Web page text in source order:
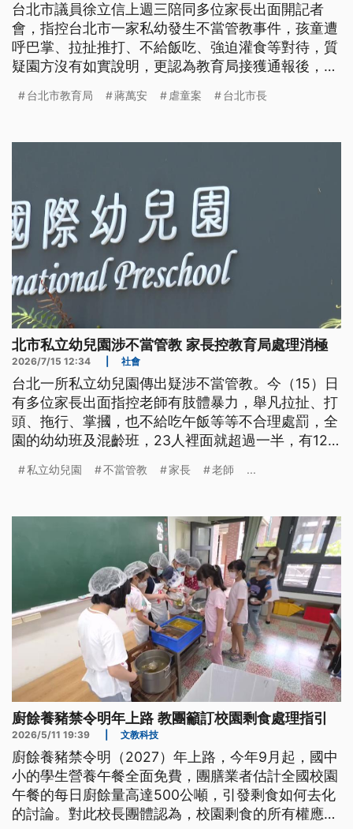
台北市議員徐立信上週三陪同多位家長出面開記者
會，指控台北市一家私幼發生不當管教事件，孩童遭
呼巴掌、拉扯推打、不給飯吃、強迫灌食等對待，質
疑園方沒有如實說明，更認為教育局接獲通報後，處
感謝卡與照片，作為招生宣傳，上午家長代表再次出
台北市教育局 蔣萬安 虐童案 台北市長
北市私立幼兒園涉不當管教 家長控教育局處理消極
2026/7/15 12:34 社會
台北一所私立幼兒園傳出疑涉不當管教。今（15）日
有多位家長出面指控老師有肢體暴力，舉凡拉扯、打
頭、拖行、掌摑，也不給吃午飯等等不合理處罰，全
園的幼幼班及混齡班，23人裡面就超過一半，有12
不滿教育局處理消極、慢半拍。
私立幼兒園 不當管教 家長 老師 ...
廚餘養豬禁令明年上路 教團籲訂校園剩食處理指引
2026/5/11 19:39 文教科技
廚餘養豬禁令明（2027）年上路，今年9月起，國中
小的學生營養午餐全面免費，團膳業者估計全國校園
午餐的每日廚餘量高達500公噸，引發剩食如何去化
的討論。對此校長團體認為，校園剩食的所有權應該